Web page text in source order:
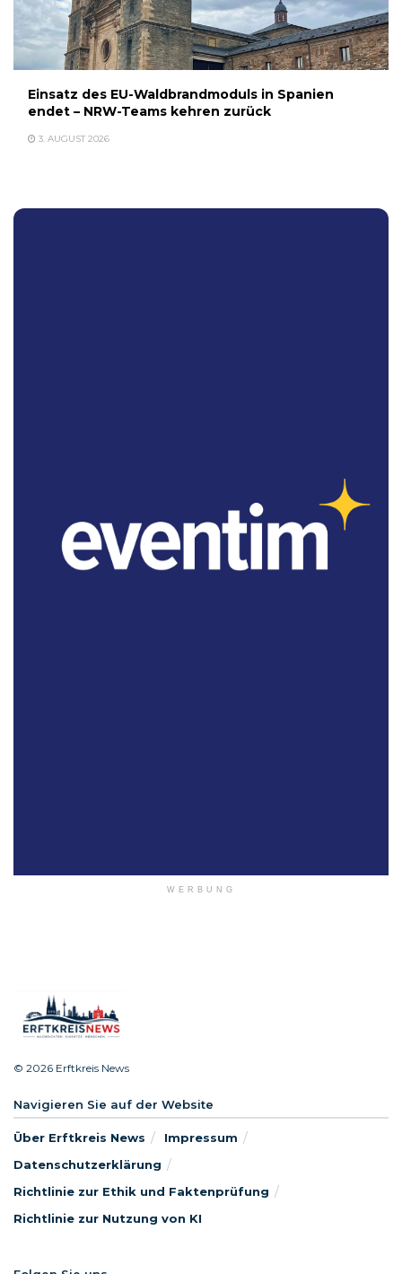
Einsatz des EU-Waldbrandmoduls in Spanien
endet – NRW-Teams kehren zurück
3. AUGUST 2026
WERBUNG
© 2026 Erftkreis News
Navigieren Sie auf der Website
Über Erftkreis News
Impressum
Datenschutzerklärung
Richtlinie zur Ethik und Faktenprüfung
Richtlinie zur Nutzung von KI